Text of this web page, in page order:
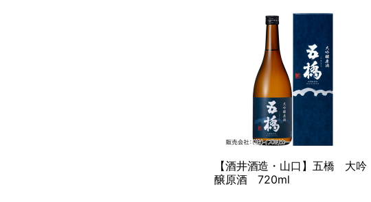
【酒井酒造・山口】五橋 大吟
醸原酒 720ml